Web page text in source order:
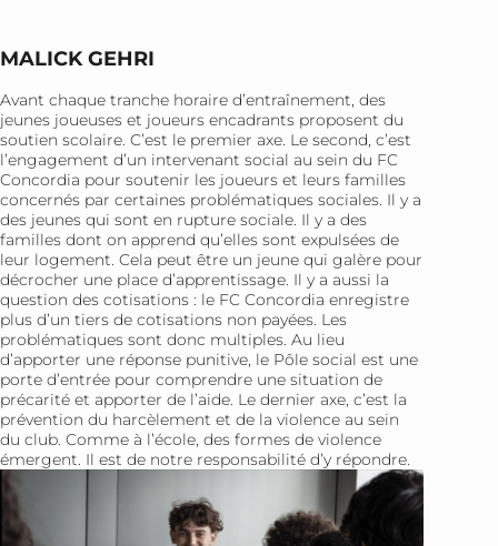
MALICK GEHRI
Avant chaque tranche horaire d’entraînement, des
jeunes joueuses et joueurs encadrants proposent du
soutien scolaire. C’est le premier axe. Le second, c’est
l’engagement d’un intervenant social au sein du FC
Concordia pour soutenir les joueurs et leurs familles
concernés par certaines problématiques sociales. Il y a
des jeunes qui sont en rupture sociale. Il y a des
familles dont on apprend qu’elles sont expulsées de
leur logement. Cela peut être un jeune qui galère pour
décrocher une place d’apprentissage. Il y a aussi la
question des cotisations : le FC Concordia enregistre
plus d’un tiers de cotisations non payées. Les
problématiques sont donc multiples. Au lieu
d’apporter une réponse punitive, le Pôle social est une
porte d’entrée pour comprendre une situation de
précarité et apporter de l’aide. Le dernier axe, c’est la
prévention du harcèlement et de la violence au sein
du club. Comme à l’école, des formes de violence
émergent. Il est de notre responsabilité d’y répondre.